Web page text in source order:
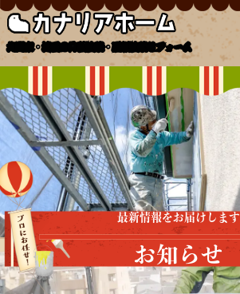
北関東・埼玉の外壁塗装・屋根塗装リフォーム
最新情報をお届けします
お知らせ